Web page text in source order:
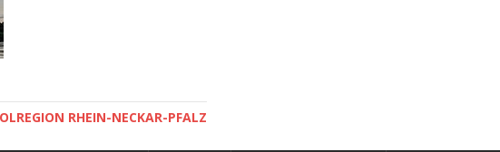
RHEIN-NECKAR-PFALZ